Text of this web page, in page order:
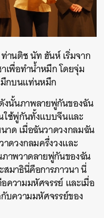
านติช นัท ฮันห์ เริ่มจาก
เพื่อทำน้ำหมึก โดยจุ่ม
กบนแท่นหมึก
งนั้นภาพลายพู่กันของฉัน
ใช้พู่กันทั้งแบบจีนและ
ด เมื่อฉันวาดวงกลมฉัน
ดวงกลมครึ่งวงและ
ภาพวาดลายพู่กันของฉัน
มาธินี่คือการภาวนา นี่
ความมหัศจรรย์ และเมื่อ
บความมหัศจรรย์ของ